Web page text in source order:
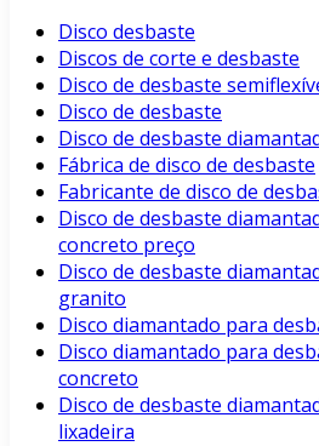
Disco desbaste
Discos de corte e desbaste
Disco de desbaste
Disco de desbaste
Disco de desbaste
Fábrica de disco de desbaste
Fabricante de disco de
Disco de desbaste
concreto preço
Disco de desbaste
granito
Disco diamantado para
Disco diamantado para
concreto
Disco de desbaste
lixadeira